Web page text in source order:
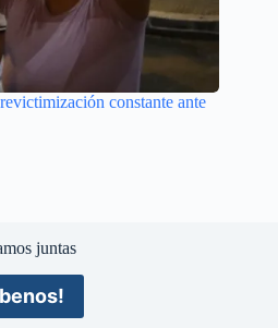
constante ante
juntas